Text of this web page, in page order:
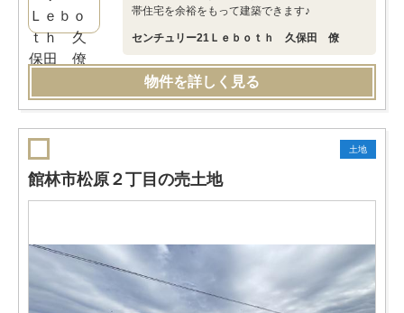
帯住宅を余裕をもって建築できます♪
センチュリー21Ｌｅｂｏｔｈ 久保田 僚
物件を詳しく見る
土地
館林市松原２丁目の売土地